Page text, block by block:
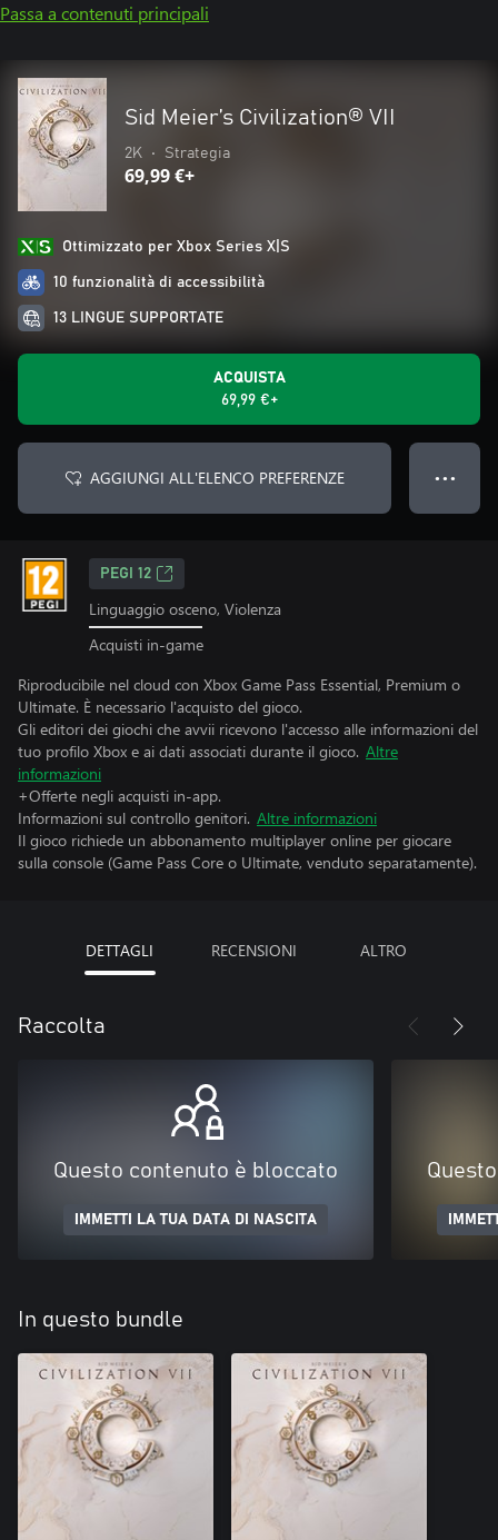
Passa a contenuti principali
Sid Meier’s Civilization® VII
2K • Strategia
69,99 €+
Ottimizzato per Xbox Series X|S
10 funzionalità di accessibilità
13 LINGUE SUPPORTATE
ACQUISTA
69,99 €+
AGGIUNGI ALL'ELENCO PREFERENZE ● ● ●
PEGI 12
Linguaggio osceno, Violenza
Acquisti in-game
Riproducibile nel cloud con Xbox Game Pass Essential, Premium o
Ultimate. È necessario l'acquisto del gioco.
Gli editori dei giochi che avvii ricevono l'accesso alle informazioni del
tuo profilo Xbox e ai dati associati durante il gioco. Altre
informazioni
+Offerte negli acquisti in-app.
Informazioni sul controllo genitori. Altre informazioni
Il gioco richiede un abbonamento multiplayer online per giocare
sulla console (Game Pass Core o Ultimate, venduto separatamente).
DETTAGLI RECENSIONI ALTRO
Raccolta
Questo contenuto è bloccato
IMMETTI LA TUA DATA DI NASCITA
In questo bundle